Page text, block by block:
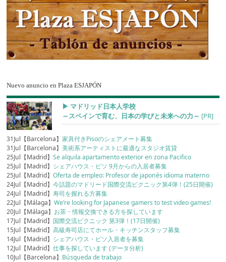
Nuevo anuncio en Plaza ESJAPÓN
▶︎ マドリッド日本人学校
～スペインで育む、日本の学びと未来への力～ [PR]
31Jul【Barcelona】家具付きPisoのシェアメート募集
31Jul【Barcelona】美術系アーティストに最適なスタジオ賃貸
25Jul【Madrid】Se alquila apartamento exterior en zona Pacifico
25Jul【Madrid】 シェアハウス・ピソ 9月からの入居者募集
25Jul【Madrid】Oferta de empleo: Profesor de japonés idioma materno
24Jul【Madrid】今話題のマドリード国際交流ピクニック第4弾！(25日開催)
24Jul【Madrid】寿司を握れる方募集
22Jul【Málaga】We’re looking for Japanese gamers to test video games!
20Jul【Málaga】 お茶・情報交換できる方を探しています
17Jul【Madrid】 国際交流ピクニック 第3弾！(17日開催)
15Jul【Madrid】高級寿司店にてホール・キッチンスタッフ募集
14Jul【Madrid】 シェアハウス・ピソ入居者を募集
12Jul【Madrid】仕事を探しています (データ分析)
10Jul【Barcelona】 Búsqueda de trabajo